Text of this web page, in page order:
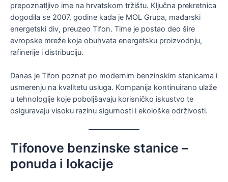
prepoznatljivo ime na hrvatskom tržištu. Ključna prekretnica
dogodila se 2007. godine kada je MOL Grupa, mađarski
energetski div, preuzeo Tifon. Time je postao deo šire
evropske mreže koja obuhvata energetsku proizvodnju,
rafinerije i distribuciju.
Danas je Tifon poznat po modernim benzinskim stanicama i
usmerenju na kvalitetu usluga. Kompanija kontinuirano ulaže
u tehnologije koje poboljšavaju korisničko iskustvo te
osiguravaju visoku razinu sigurnosti i ekološke održivosti.
Tifonove benzinske stanice –
ponuda i lokacije